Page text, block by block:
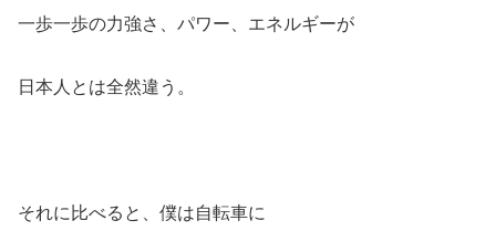
一歩一歩の力強さ、パワー、エネルギーが
日本人とは全然違う。
それに比べると、僕は自転車に